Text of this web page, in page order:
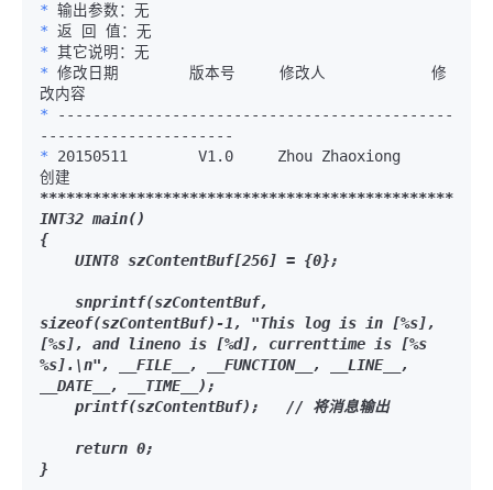
*
*
*
* 修改日期        版本号     修改人            修
* ---------------------------------------------
* 20150511        V1.0     Zhou Zhaoxiong
************************************************
INT32 main()
{
sizeof(szContentBuf)-1, "This log is in [%s],
[%s], and lineno is [%d], currenttime is [%s
%s].\n", __FILE__, __FUNCTION__, __LINE__,
__DATE__, __TIME__);
}